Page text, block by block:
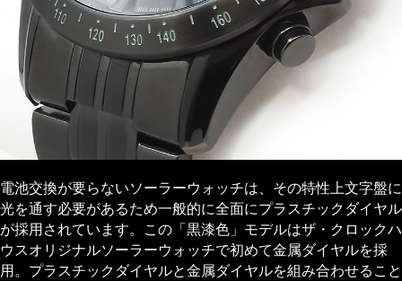
電池交換が要らないソーラーウォッチは、その特性上文字盤に
光を通す必要があるため一般的に全面にプラスチックダイヤル
が採用されています。この「黒漆色」モデルはザ・クロックハ
ウスオリジナルソーラーウォッチで初めて金属ダイヤルを採
用。プラスチックダイヤルと金属ダイヤルを組み合わせること